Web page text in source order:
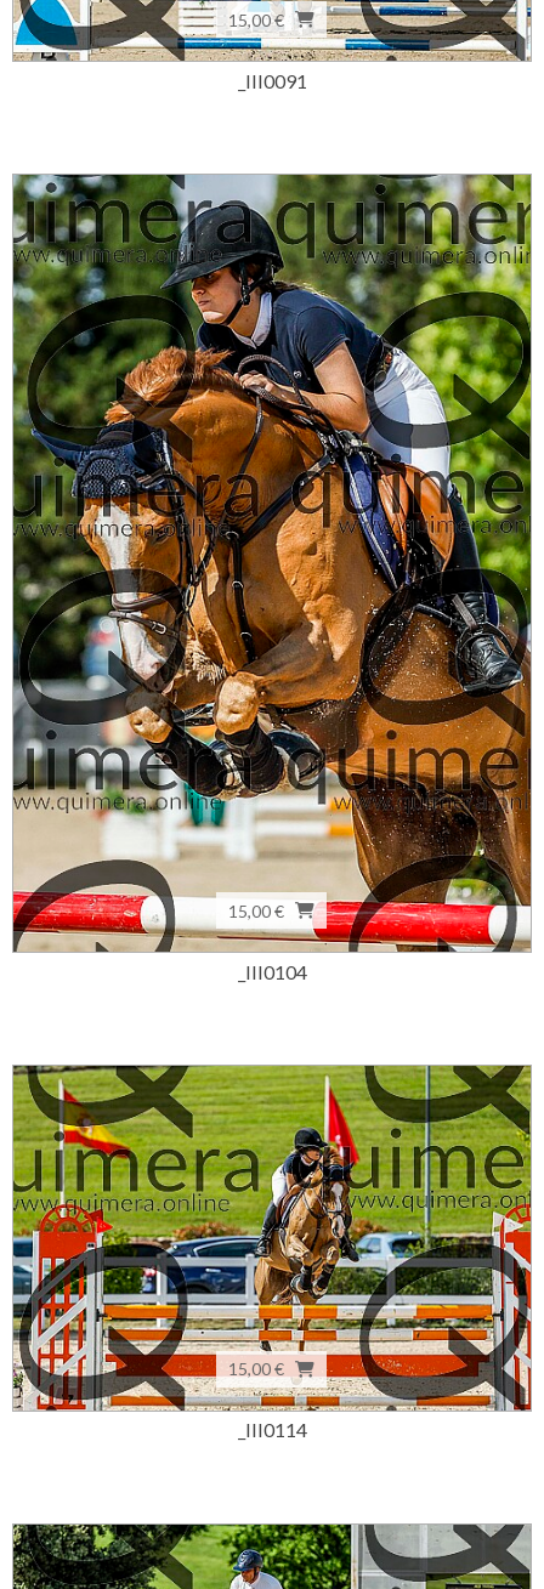
15,00 €
_III0091
15,00 €
_III0104
15,00 €
_III0114